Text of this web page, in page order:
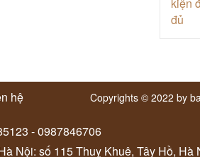
hệ Copyrights © 2022 by
- 0987846706
Nội: số 115 Thuỵ Khuê, Tây Hồ, Hà